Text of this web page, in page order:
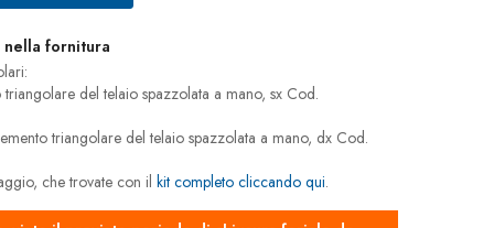
nella fornitura
del telaio spazzolata a mano, sx Cod.
triangolare del telaio spazzolata a mano, dx Cod.
che trovate con il kit completo cliccando qui.